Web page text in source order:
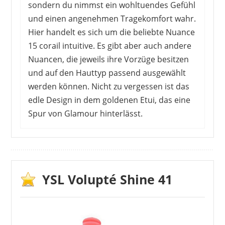
44,77 €*
sondern du nimmst ein wohltuendes Gefühl
und einen angenehmen Tragekomfort wahr.
Hier handelt es sich um die beliebte Nuance
15 corail intuitive. Es gibt aber auch andere
Nuancen, die jeweils ihre Vorzüge besitzen
und auf den Hauttyp passend ausgewählt
werden können. Nicht zu vergessen ist das
edle Design in dem goldenen Etui, das eine
Spur von Glamour hinterlässt.
Die Kunden mögen das schimmernde
Finish. Dabei handelt es sich eher um einen
dezenten Glanz, der die ausgewählte Farbe
noch unterstützt. Einige Kunden würden
das Produkt eher als Lipgloss bezeichnen,
sein kann. Dafür hält der Lippenstift hält gut
YSL Volupté Shine 41